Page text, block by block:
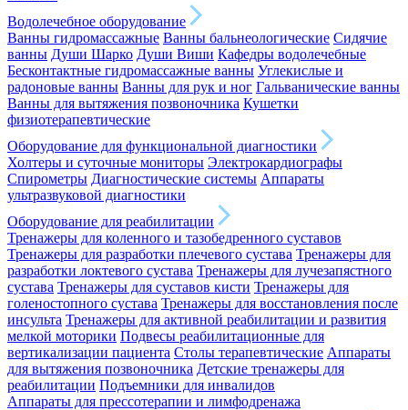
Водолечебное оборудование
Ванны гидромассажные Ванны бальнеологические Сидячие
ванны Души Шарко Души Виши Кафедры водолечебные
Бесконтактные гидромассажные ванны Углекислые и
радоновые ванны Ванны для рук и ног Гальванические ванны
Ванны для вытяжения позвоночника Кушетки
физиотерапевтические
Оборудование для функциональной диагностики
Холтеры и суточные мониторы Электрокардиографы
Спирометры Диагностические системы Аппараты
ультразвуковой диагностики
Оборудование для реабилитации
Тренажеры для коленного и тазобедренного суставов
Тренажеры для разработки плечевого сустава Тренажеры для
разработки локтевого сустава Тренажеры для лучезапястного
сустава Тренажеры для суставов кисти Тренажеры для
голеностопного сустава Тренажеры для восстановления после
инсульта Тренажеры для активной реабилитации и развития
мелкой моторики Подвесы реабилитационные для
вертикализации пациента Столы терапевтические Аппараты
для вытяжения позвоночника Детские тренажеры для
реабилитации Подъемники для инвалидов
Аппараты для прессотерапии и лимфодренажа